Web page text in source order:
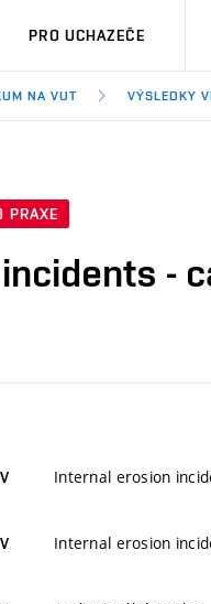
PRO UCHAZEČE
NA VUT VÝSLEDKY
PRAXE
-
Internal erosion
Internal erosion